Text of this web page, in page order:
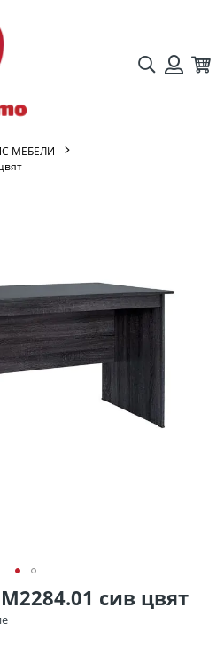
Търсене
МЕБЕЛИ
сив цвят